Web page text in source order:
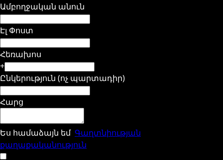
Ամբողջական անուն
Էլ Փոստ
Հեռախոս
+
Ընկերություն (ոչ պարտադիր)
Հարց
Ես համաձայն եմ Գաղտնիության
քաղաքականություն